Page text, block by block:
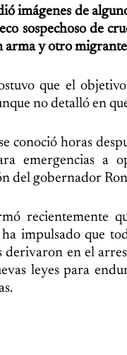
imágenes de
sospechoso de
arma y otro
que el
no detalló en
conoció horas
emergencias a
del gobernador
recientemente
impulsado que
derivaron en el
leyes para